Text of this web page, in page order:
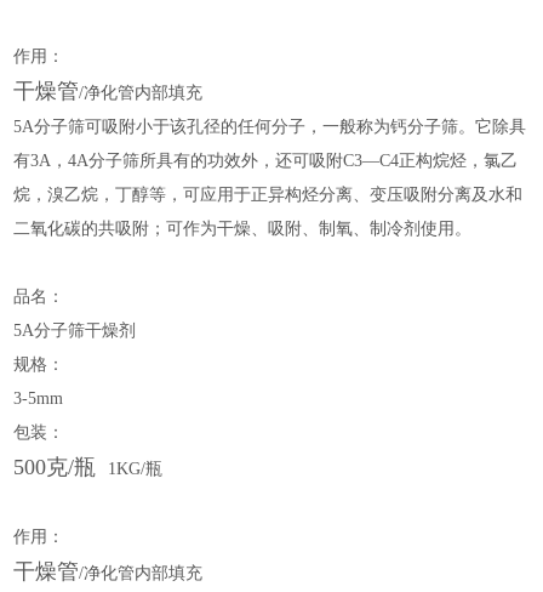
作用：
干燥管/净化管内部填充
5A分子筛可吸附小于该孔径的任何分子，一般称为钙分子筛。它除具
有3A，4A分子筛所具有的功效外，还可吸附C3—C4正构烷烃，氯乙
烷，溴乙烷，丁醇等，可应用于正异构烃分离、变压吸附分离及水和
二氧化碳的共吸附；可作为干燥、吸附、制氧、制冷剂使用。
品名：
5A分子筛干燥剂
规格：
3-5mm
包装：
500克/瓶 1KG/瓶
作用：
干燥管/净化管内部填充